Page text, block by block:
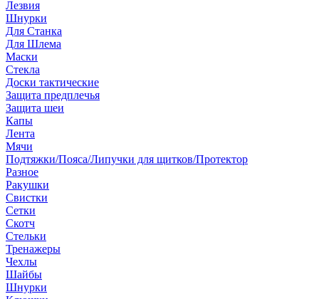
Лезвия
Шнурки
Для Станка
Для Шлема
Маски
Стекла
Доски тактические
Защита предплечья
Защита шеи
Капы
Лента
Мячи
Подтяжки/Пояса/Липучки для щитков/Протектор
Разное
Ракушки
Свистки
Сетки
Скотч
Стельки
Тренажеры
Чехлы
Шайбы
Шнурки